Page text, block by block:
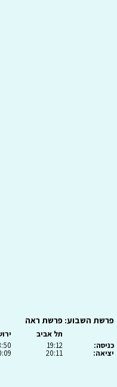
פרשת השבוע: פרשת ראה
כניסה:
יציאה:
תל אביב
19:12
20:11